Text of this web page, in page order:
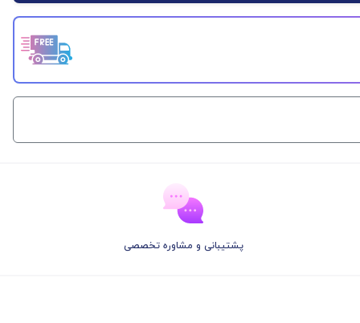
پشتیبانی و مشاوره تخصصی